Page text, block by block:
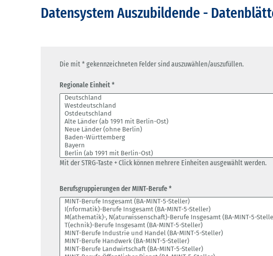
Datensystem Auszubildende -
Die mit * gekennzeichneten Felder sind auszuwählen/auszufüllen.
Regionale Einheit *
Mit der STRG-Taste + Click können mehrere Einheiten ausgewählt werden.
Berufsgruppierungen der MINT-Berufe *